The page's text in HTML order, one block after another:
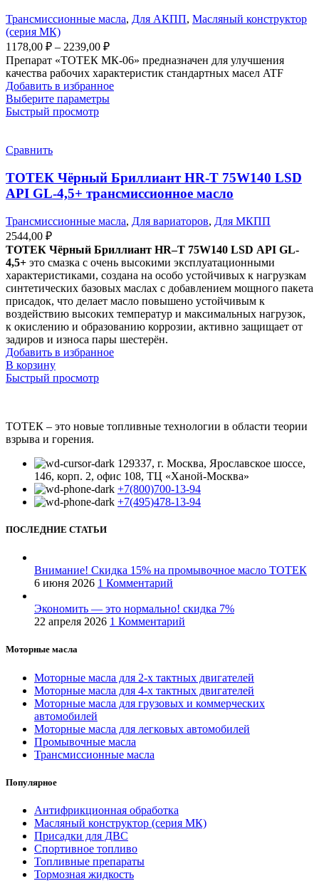
на
странице
товара.
Трансмиссионные масла, Для АКПП, Масляный конструктор
(серия МК)
1178,00 ₽ – 2239,00 ₽Диапазон
цен:
1178,00 ₽
–
2239,00 ₽
Препарат «ТОТЕК МК-06» предназначен для улучшения
качества рабочих характеристик стандартных масел ATF
Добавить в избранное
Выберите параметрыЭтот
можно
выбрать
на
товара.
Быстрый просмотр
Сравнить
ТОТЕК Чёрный Бриллиант HR-T 75W140 LSD
API GL-4,5+ трансмиссионное масло
Трансмиссионные масла, Для вариаторов, Для МКПП
2544,00 ₽
ТОТЕК Чёрный Бриллиант HR–T 75W140 LSD API GL-
4,5+ это смазка с очень высокими эксплуатационными
характеристиками, создана на особо устойчивых к нагрузкам
синтетических базовых маслах с добавлением мощного пакета
присадок, что делает масло повышено устойчивым к
воздействию высоких температур и максимальных нагрузок,
к окислению и образованию коррозии, активно защищает от
задиров и износа пары шестерён.
Добавить в избранное
В корзину
Быстрый просмотр
ТОТЕК – это новые топливные технологии в области теории
взрыва и горения.
129337, г. Москва, Ярославское шоссе,
146, корп. 2, офис 108, ТЦ «Ханой-Москва»
+7(800)700-13-94
+7(495)478-13-94
ПОСЛЕДНИЕ СТАТЬИ
Внимание! Скидка 15% на промывочное масло ТОТЕК
6 июня 2026 1 Комментарий
Экономить — это нормально! скидка 7%
22 апреля 2026 1 Комментарий
Моторные масла
Моторные масла для 2-х тактных двигателей
Моторные масла для 4-х тактных двигателей
Моторные масла для грузовых и коммерческих
автомобилей
Моторные масла для легковых автомобилей
Промывочные масла
Трансмиссионные масла
Популярное
Антифрикционная обработка
Масляный конструктор (серия МК)
Присадки для ДВС
Спортивное топливо
Топливные препараты
Тормозная жидкость